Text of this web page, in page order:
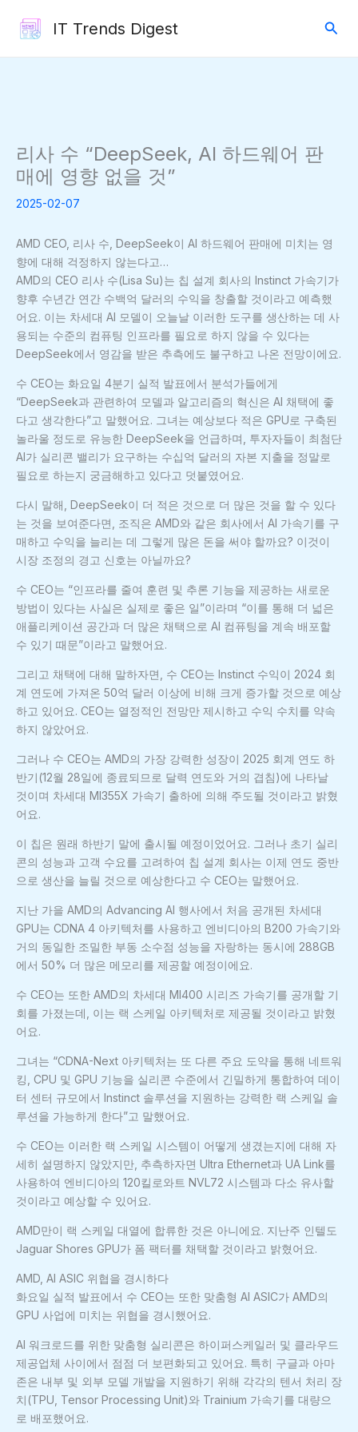
IT Trends Digest
검
리사 수 “DeepSeek, AI 하드웨어 판
매에 영향 없을 것”
2025-02-07
AMD CEO, 리사 수, DeepSeek이 AI 하드웨어 판매에 미치는 영
향에 대해 걱정하지 않는다고…
AMD의 CEO 리사 수(Lisa Su)는 칩 설계 회사의 Instinct 가속기가
향후 수년간 연간 수백억 달러의 수익을 창출할 것이라고 예측했
어요. 이는 차세대 AI 모델이 오늘날 이러한 도구를 생산하는 데 사
용되는 수준의 컴퓨팅 인프라를 필요로 하지 않을 수 있다는
DeepSeek에서 영감을 받은 추측에도 불구하고 나온 전망이에요.
수 CEO는 화요일 4분기 실적 발표에서 분석가들에게
“DeepSeek과 관련하여 모델과 알고리즘의 혁신은 AI 채택에 좋
다고 생각한다”고 말했어요. 그녀는 예상보다 적은 GPU로 구축된
놀라울 정도로 유능한 DeepSeek을 언급하며, 투자자들이 최첨단
AI가 실리콘 밸리가 요구하는 수십억 달러의 자본 지출을 정말로
필요로 하는지 궁금해하고 있다고 덧붙였어요.
다시 말해, DeepSeek이 더 적은 것으로 더 많은 것을 할 수 있다
는 것을 보여준다면, 조직은 AMD와 같은 회사에서 AI 가속기를 구
매하고 수익을 늘리는 데 그렇게 많은 돈을 써야 할까요? 이것이
시장 조정의 경고 신호는 아닐까요?
수 CEO는 “인프라를 줄여 훈련 및 추론 기능을 제공하는 새로운
방법이 있다는 사실은 실제로 좋은 일”이라며 “이를 통해 더 넓은
애플리케이션 공간과 더 많은 채택으로 AI 컴퓨팅을 계속 배포할
수 있기 때문”이라고 말했어요.
그리고 채택에 대해 말하자면, 수 CEO는 Instinct 수익이 2024 회
계 연도에 가져온 50억 달러 이상에 비해 크게 증가할 것으로 예상
하고 있어요. CEO는 열정적인 전망만 제시하고 수익 수치를 약속
하지 않았어요.
그러나 수 CEO는 AMD의 가장 강력한 성장이 2025 회계 연도 하
반기(12월 28일에 종료되므로 달력 연도와 거의 겹침)에 나타날
것이며 차세대 MI355X 가속기 출하에 의해 주도될 것이라고 밝혔
어요.
이 칩은 원래 하반기 말에 출시될 예정이었어요. 그러나 초기 실리
콘의 성능과 고객 수요를 고려하여 칩 설계 회사는 이제 연도 중반
으로 생산을 늘릴 것으로 예상한다고 수 CEO는 말했어요.
지난 가을 AMD의 Advancing AI 행사에서 처음 공개된 차세대
GPU는 CDNA 4 아키텍처를 사용하고 엔비디아의 B200 가속기와
거의 동일한 조밀한 부동 소수점 성능을 자랑하는 동시에 288GB
에서 50% 더 많은 메모리를 제공할 예정이에요.
수 CEO는 또한 AMD의 차세대 MI400 시리즈 가속기를 공개할 기
회를 가졌는데, 이는 랙 스케일 아키텍처로 제공될 것이라고 밝혔
어요.
그녀는 “CDNA-Next 아키텍처는 또 다른 주요 도약을 통해 네트워
킹, CPU 및 GPU 기능을 실리콘 수준에서 긴밀하게 통합하여 데이
터 센터 규모에서 Instinct 솔루션을 지원하는 강력한 랙 스케일 솔
루션을 가능하게 한다”고 말했어요.
수 CEO는 이러한 랙 스케일 시스템이 어떻게 생겼는지에 대해 자
세히 설명하지 않았지만, 추측하자면 Ultra Ethernet과 UA Link를
사용하여 엔비디아의 120킬로와트 NVL72 시스템과 다소 유사할
것이라고 예상할 수 있어요.
AMD만이 랙 스케일 대열에 합류한 것은 아니에요. 지난주 인텔도
Jaguar Shores GPU가 폼 팩터를 채택할 것이라고 밝혔어요.
AMD, AI ASIC 위협을 경시하다
화요일 실적 발표에서 수 CEO는 또한 맞춤형 AI ASIC가 AMD의
GPU 사업에 미치는 위협을 경시했어요.
AI 워크로드를 위한 맞춤형 실리콘은 하이퍼스케일러 및 클라우드
제공업체 사이에서 점점 더 보편화되고 있어요. 특히 구글과 아마
존은 내부 및 외부 모델 개발을 지원하기 위해 각각의 텐서 처리 장
치(TPU, Tensor Processing Unit)와 Trainium 가속기를 대량으
로 배포했어요.